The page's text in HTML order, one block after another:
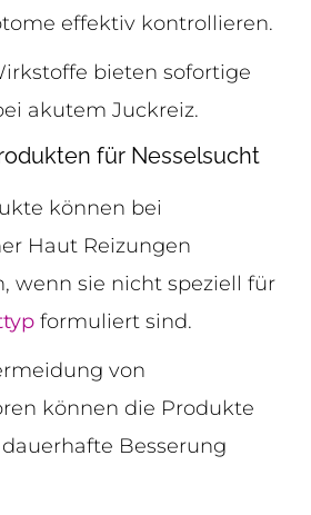
effektiv kontrollieren.
bieten sofortige
akutem Juckreiz.
für Nesselsucht
können bei
Haut Reizungen
wenn sie nicht speziell für
formuliert sind.
von
können die Produkte
Besserung